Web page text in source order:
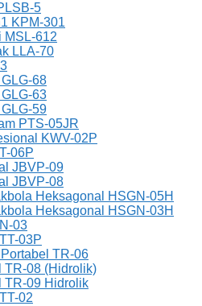
5
KPM-301
MSL-612
LLA-70
68
63
59
PTS-05JR
KWV-02P
06P
JBVP-09
JBVP-08
Heksagonal HSGN-05H
Heksagonal HSGN-03H
03
03P
TR-06
TR-08 (Hidrolik)
TR-09 Hidrolik
02